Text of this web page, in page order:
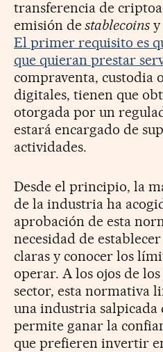
transferencia de
emisión destablecoinsy
El primer requisito es
que quieran prestar
compraventa, custodia
digitales, tienen que
otorgada por un
estará encargado de
actividades.
Desde el principio, la
de la industria ha
aprobación de esta
necesidad de
claras y conocer los
operar. A los ojos de
sector, esta normativa
una industria salpicada
permite ganar la
que prefieren invertir